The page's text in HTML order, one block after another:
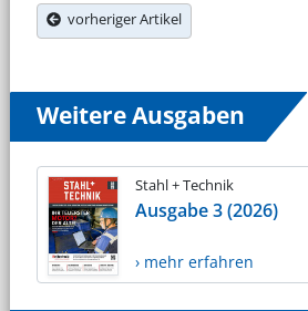
vorheriger Artikel
Weitere Ausgaben
Stahl + Technik
Ausgabe 3 (2026)
› mehr erfahren